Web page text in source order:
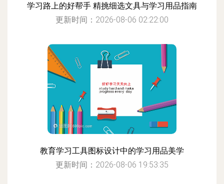
学习路上的好帮手 精挑细选文具与学习用品指南
更新时间：2026-08-06 02:22:00
教育学习工具图标设计中的学习用品美学
更新时间：2026-08-06 19:53:35